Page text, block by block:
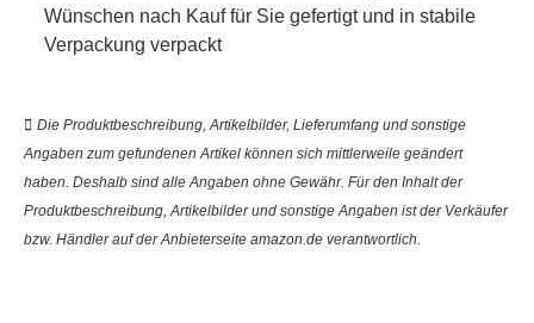
Wünschen nach Kauf für Sie gefertigt und in stabile
Verpackung verpackt
Die Produktbeschreibung, Artikelbilder, Lieferumfang und sonstige
Angaben zum gefundenen Artikel können sich mittlerweile geändert
haben. Deshalb sind alle Angaben ohne Gewähr. Für den Inhalt der
Produktbeschreibung, Artikelbilder und sonstige Angaben ist der Verkäufer
bzw. Händler auf der Anbieterseite amazon.de verantwortlich.